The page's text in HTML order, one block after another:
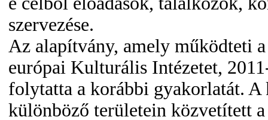
szervezése.
Az alapítvány, amely működteti
európai Kulturális Intézetet,
folytatta a korábbi gyakorlatát. A
különböző területein közvetített a